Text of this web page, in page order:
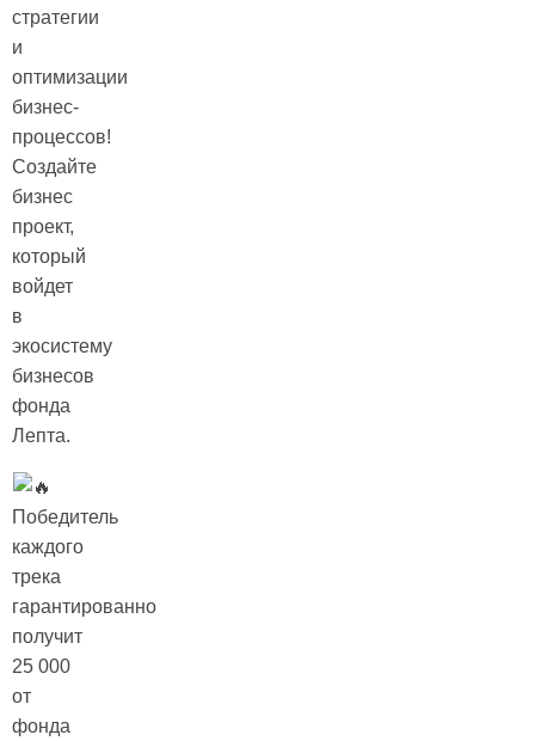
стратегии
и
оптимизации
бизнес-
процессов!
Создайте
бизнес
проект,
который
войдет
в
экосистему
бизнесов
фонда
Лепта.
Победитель
каждого
трека
гарантированно
получит
25 000
от
фонда